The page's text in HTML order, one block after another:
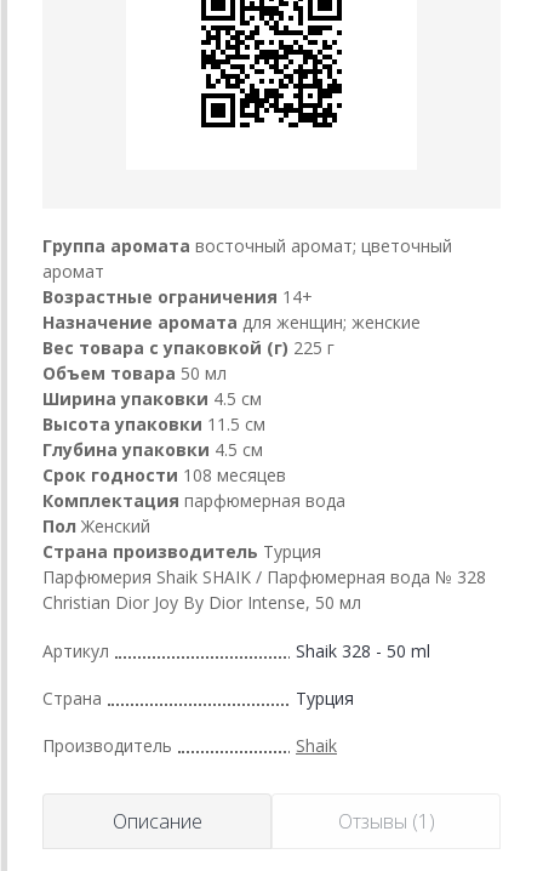
Группа аромата восточный аромат; цветочный
аромат
Возрастные ограничения 14+
Назначение аромата для женщин; женские
Вес товара с упаковкой (г) 225 г
Объем товара 50 мл
Ширина упаковки 4.5 см
Высота упаковки 11.5 см
Глубина упаковки 4.5 см
Срок годности 108 месяцев
Комплектация парфюмерная вода
Пол Женский
Страна производитель Турция
Парфюмерия Shaik SHAIK / Парфюмерная вода № 328
Christian Dior Joy By Dior Intense, 50 мл
Артикул Shaik 328 - 50 ml
Страна Турция
Производитель Shaik
Описание Отзывы (1)